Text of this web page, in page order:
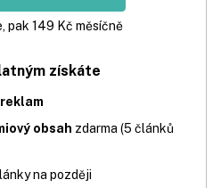
pak 149 Kč měsíčně
získáte
obsah zdarma (5 článků
na později